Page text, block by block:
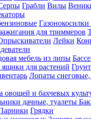
Грабли Вилы
Газонокосилки
для триммеров
Лейки
мебель из липы
для растений
Лопаты
овощей и бахчевых
дачные, туалеты
Грядки